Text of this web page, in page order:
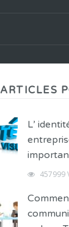
ARTICLES
L’
457999